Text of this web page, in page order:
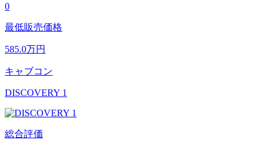
0
最低販売価格
585.0万円
キャブコン
DISCOVERY 1
総合評価